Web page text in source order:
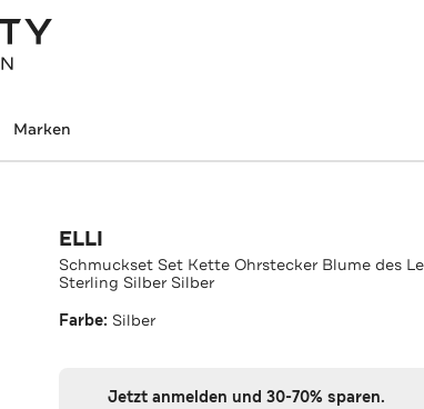
Marken
ELLI
Schmuckset Set Kette Ohrstecker Blume des
Sterling Silber Silber
Farbe: Silber
Jetzt anmelden und 30-70% sparen.